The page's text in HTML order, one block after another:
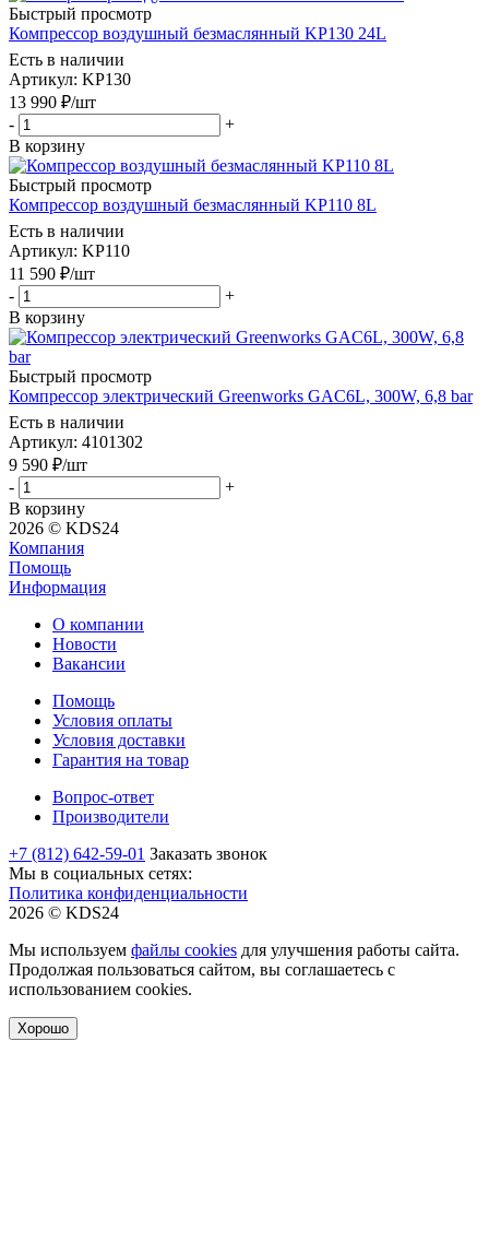
Быстрый просмотр
Компрессор воздушный безмаслянный KP130 24L
Есть в наличии
Артикул: KP130
13 990 ₽/шт
-
+
В корзину
Быстрый просмотр
Компрессор воздушный безмаслянный KP110 8L
Есть в наличии
Артикул: KP110
11 590 ₽/шт
-
+
В корзину
Быстрый просмотр
Компрессор электрический Greenworks GAC6L, 300W, 6,8 bar
Есть в наличии
Артикул: 4101302
9 590 ₽/шт
-
+
В корзину
2026 © KDS24
Компания
Помощь
Информация
О компании
Новости
Вакансии
Помощь
Условия оплаты
Условия доставки
Гарантия на товар
Вопрос-ответ
Производители
+7 (812) 642-59-01 Заказать звонок
Мы в социальных сетях:
Политика конфиденциальности
2026 © KDS24
Мы используем файлы cookies для улучшения работы сайта.
Продолжая пользоваться сайтом, вы соглашаетесь с
использованием cookies.
Хорошо